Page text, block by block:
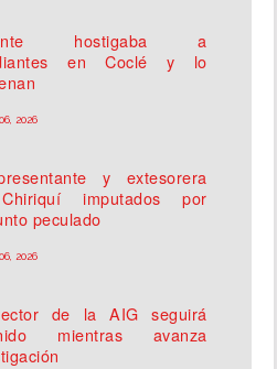
hostigaba a
en Coclé y lo
2026
y extesorera
imputados por
peculado
2026
de la AIG seguirá
mientras avanza